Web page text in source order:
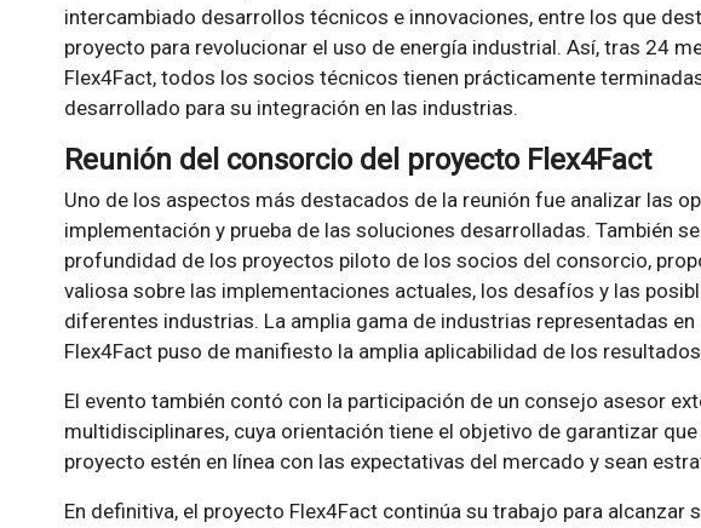
intercambiado desarrollos técnicos e innovaciones, entre los que
proyecto para revolucionar el uso de energía industrial. Así, tras 24
Flex4Fact, todos los socios técnicos tienen prácticamente
desarrollado para su integración en las industrias.
Reunión del consorcio del proyecto Flex4Fact
Uno de los aspectos más destacados de la reunión fue analizar las
implementación y prueba de las soluciones desarrolladas. También
profundidad de los proyectos piloto de los socios del consorcio,
valiosa sobre las implementaciones actuales, los desafíos y las
diferentes industrias. La amplia gama de industrias representadas
Flex4Fact puso de manifiesto la amplia aplicabilidad de los
El evento también contó con la participación de un consejo asesor
multidisciplinares, cuya orientación tiene el objetivo de garantizar
proyecto estén en línea con las expectativas del mercado y sean
En definitiva, el proyecto Flex4Fact continúa su trabajo para alcanzar